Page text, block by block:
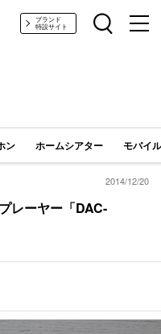
ェットブランド
特設サイト
ン ホームシアター モバイ
2014/12/20
レーヤー「DAC-